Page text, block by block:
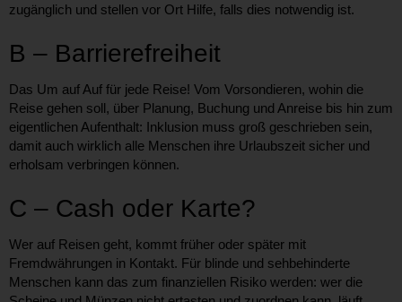
zugänglich und stellen vor Ort Hilfe, falls dies notwendig ist.
B – Barrierefreiheit
Das Um auf Auf für jede Reise! Vom Vorsondieren, wohin die
Reise gehen soll, über Planung, Buchung und Anreise bis hin zum
eigentlichen Aufenthalt: Inklusion muss groß geschrieben sein,
damit auch wirklich alle Menschen ihre Urlaubszeit sicher und
erholsam verbringen können.
C – Cash oder Karte?
Wer auf Reisen geht, kommt früher oder später mit
Fremdwährungen in Kontakt. Für blinde und sehbehinderte
Menschen kann das zum finanziellen Risiko werden: wer die